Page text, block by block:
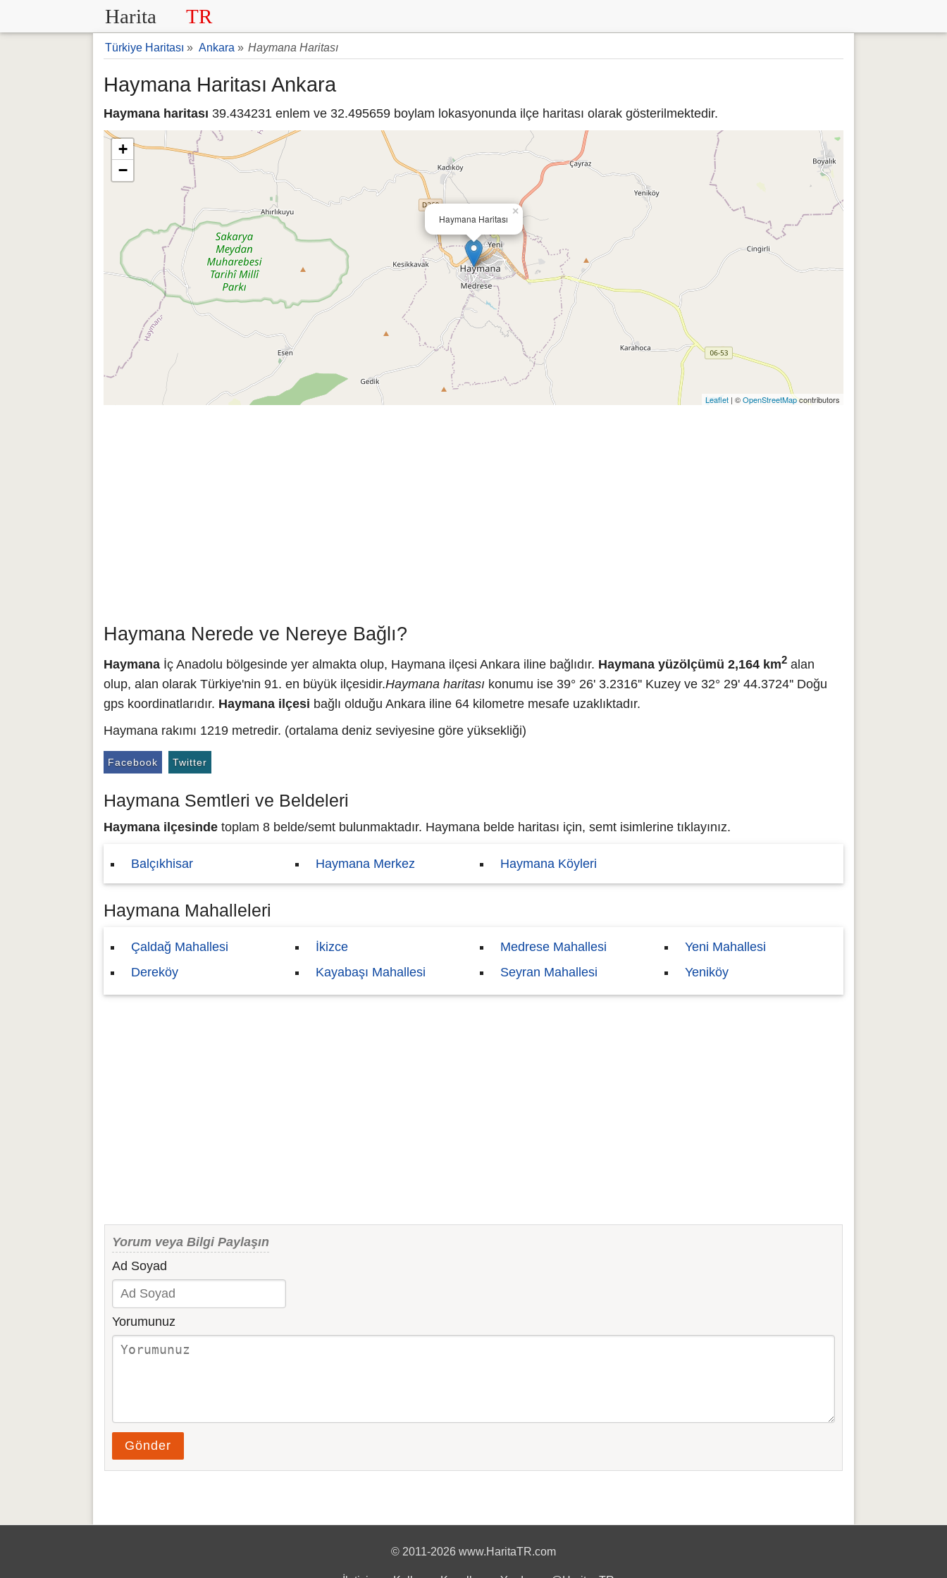
Harita TR
Türkiye Haritası » Ankara » Haymana Haritası
Haymana Haritası Ankara
Haymana haritası 39.434231 enlem ve 32.495659 boylam lokasyonunda ilçe haritası olarak gösterilmektedir.
Haymana Haritası
×
+
−
Leaflet | ©OpenStreetMapcontributors
Haymana Nerede ve Nereye Bağlı?
Haymana İç Anadolu bölgesinde yer almakta olup, Haymana ilçesi Ankara iline bağlıdır. Haymana yüzölçümü 2,164 km2 alan
olup, alan olarak Türkiye'nin 91. en büyük ilçesidir.Haymana haritası konumu ise 39° 26' 3.2316'' Kuzey ve 32° 29' 44.3724'' Doğu
gps koordinatlarıdır. Haymana ilçesi bağlı olduğu Ankara iline 64 kilometre mesafe uzaklıktadır.
Haymana rakımı 1219 metredir. (ortalama deniz seviyesine göre yüksekliği)
Facebook Twitter
Haymana Semtleri ve Beldeleri
Haymana ilçesinde toplam 8 belde/semt bulunmaktadır. Haymana belde haritası için, semt isimlerine tıklayınız.
Balçıkhisar Haymana Merkez Haymana Köyleri
Haymana Mahalleleri
Çaldağ Mahallesi
Dereköy
İkizce
Kayabaşı Mahallesi
Medrese Mahallesi
Seyran Mahallesi
Yeni Mahallesi
Yeniköy
Yorum veya Bilgi Paylaşın
Ad Soyad
Yorumunuz
Gönder
© 2011-2026 www.HaritaTR.com